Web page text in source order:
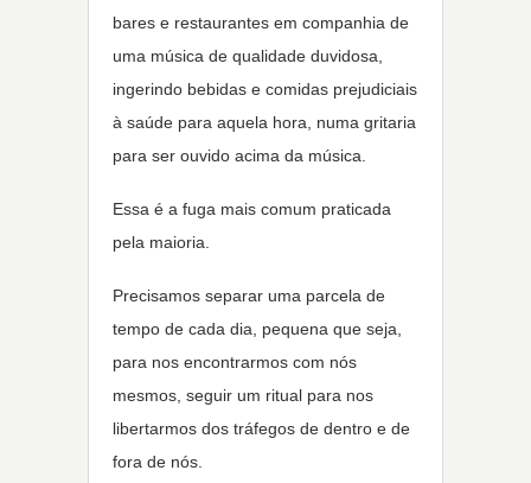
bares e restaurantes em companhia de
uma música de qualidade duvidosa,
ingerindo bebidas e comidas prejudiciais
à saúde para aquela hora, numa gritaria
para ser ouvido acima da música.
Essa é a fuga mais comum praticada
pela maioria.
Precisamos separar uma parcela de
tempo de cada dia, pequena que seja,
para nos encontrarmos com nós
mesmos, seguir um ritual para nos
libertarmos dos tráfegos de dentro e de
fora de nós.